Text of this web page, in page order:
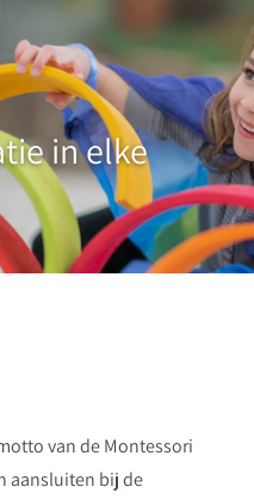
in elke
van de Montessori
aansluiten bij de